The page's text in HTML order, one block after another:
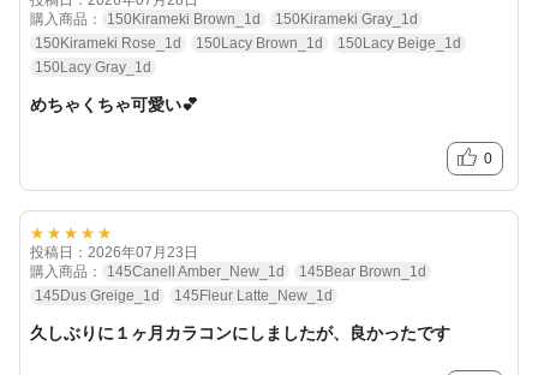
購入商品：
150Kirameki Brown_1d
150Kirameki Gray_1d
150Kirameki Rose_1d
150Lacy Brown_1d
150Lacy Beige_1d
150Lacy Gray_1d
めちゃくちゃ可愛い💕
0
★★★★★
投稿日：2026年07月23日
購入商品：
145Canell Amber_New_1d
145Bear Brown_1d
145Dus Greige_1d
145Fleur Latte_New_1d
久しぶりに１ヶ月カラコンにしましたが、良かったです